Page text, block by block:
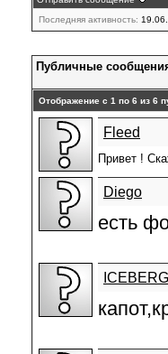
Последняя активность:
Публичные
Отображение с 1 по 6 из 6
Fleed
Привет !
Diego
есть